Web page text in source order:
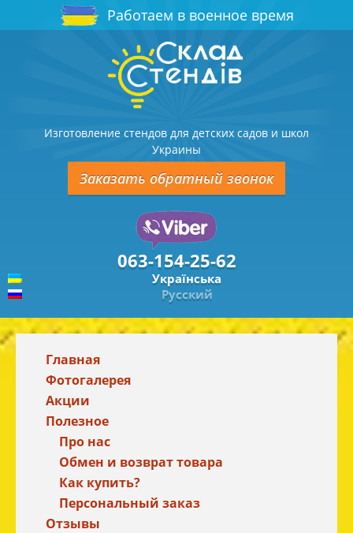
Работаем в военное время
Изготовление стендов для детских садов и школ
Украины
Заказать обратный звонок
063-154-25-62
Українська
Русский
Главная
Фотогалерея
Акции
Полезное
Про нас
Обмен и возврат товара
Как купить?
Персональный заказ
Отзывы